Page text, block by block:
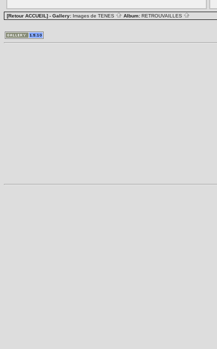
[Retour ACCUEIL] - Gallery: Images de TENES Album: RETROUVAILLES